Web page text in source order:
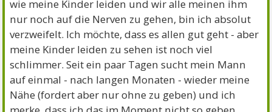
wie meine Kinder leiden und wir alle meinen ihm
nur noch auf die Nerven zu gehen, bin ich absolut
verzweifelt. Ich möchte, dass es allen gut geht - aber
meine Kinder leiden zu sehen ist noch viel
schlimmer. Seit ein paar Tagen sucht mein Mann
auf einmal - nach langen Monaten - wieder meine
Nähe (fordert aber nur ohne zu geben) und ich